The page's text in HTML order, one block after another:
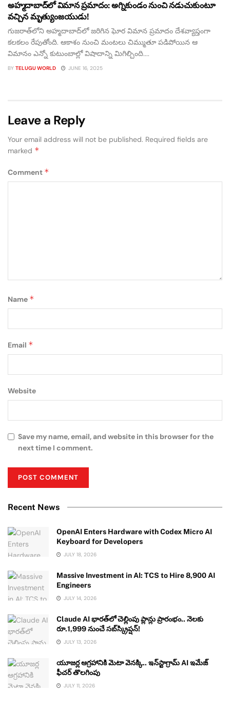
అహ్మదాబాద్‌లో విమాన ప్రమాదం: అగ్నికుండం నుంచి నడుచుకుంటూ
వచ్చిన మృత్యుంజయుడు!
గుజరాత్‌లోని అహ్మదాబాద్‌లో జరిగిన ఘోర విమాన ప్రమాదం దేశవ్యాప్తంగా
కలకలం రేపుతోంది. ఆకాశం నుంచి మంటలు చిమ్ముతూ పడిపోయిన ఆ
విమానం ఎన్నో కుటుంబాల్లో విషాదాన్ని మిగిల్చింది....
BY TELUGU WORLD JUNE 16, 2025
Leave a Reply
Your email address will not be published. Required fields are
marked *
Comment *
Name *
Email *
Website
Save my name, email, and website in this browser for the
next time I comment.
Recent News
OpenAI Enters Hardware with Codex Micro AI
Keyboard for Developers
JULY 18, 2026
Massive Investment in AI: TCS to Hire 8,900 AI
Engineers
JULY 14, 2026
Claude AI భారత్‌లో చెల్లింపు ప్లాన్లు ప్రారంభం.. నెలకు
రూ.1,999 నుంచే సబ్‌స్క్రిప్షన్!
JULY 13, 2026
యూజర్ల ఆగ్రహానికి మెటా వెనక్కి.. ఇన్‌స్టాగ్రామ్ AI ఇమేజ్
ఫీచర్ తొలగింపు
JULY 11, 2026